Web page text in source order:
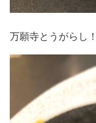
万願寺とうがらし！